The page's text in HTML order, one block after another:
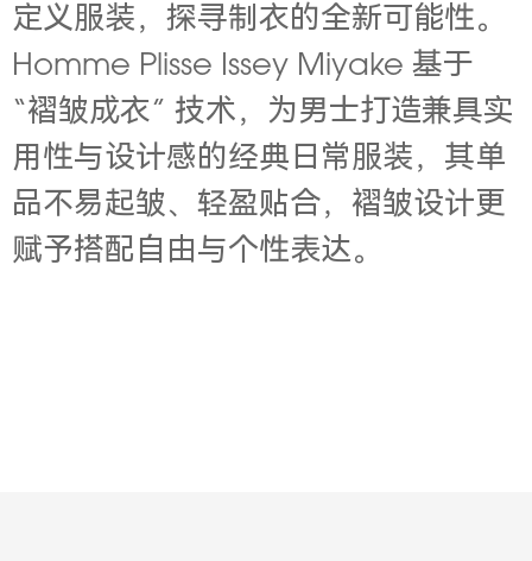
定义服装，探寻制衣的全新可能性。
Homme Plisse Issey Miyake 基于
“褶皱成衣” 技术，为男士打造兼具实
用性与设计感的经典日常服装，其单
品不易起皱、轻盈贴合，褶皱设计更
赋予搭配自由与个性表达。